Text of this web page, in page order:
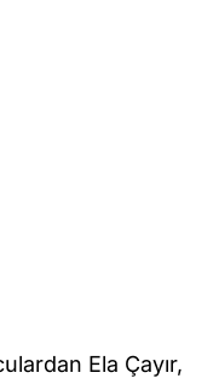
Ela Çayır,